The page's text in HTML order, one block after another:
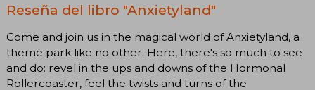
Reseña del libro "Anxietyland"
Come and join us in the magical world of Anxietyland, a
theme park like no other. Here, there's so much to see
and do: revel in the ups and downs of the Hormonal
Rollercoaster, feel the twists and turns of the